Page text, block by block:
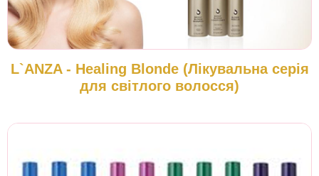
L`ANZA - Healing Blonde (Лікувальна серія
для світлого волосся)